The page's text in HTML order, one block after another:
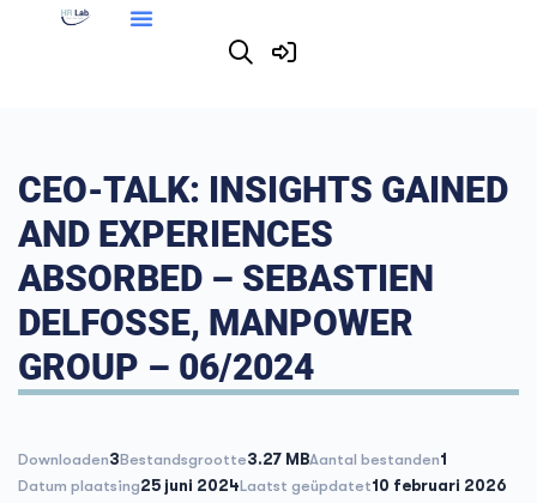
CEO-TALK: INSIGHTS GAINED
AND EXPERIENCES
ABSORBED – SEBASTIEN
DELFOSSE, MANPOWER
GROUP – 06/2024
Downloaden3Bestandsgrootte3.27 MBAantal bestanden1
Datum plaatsing25 juni 2024Laatst geüpdatet10 februari 2026